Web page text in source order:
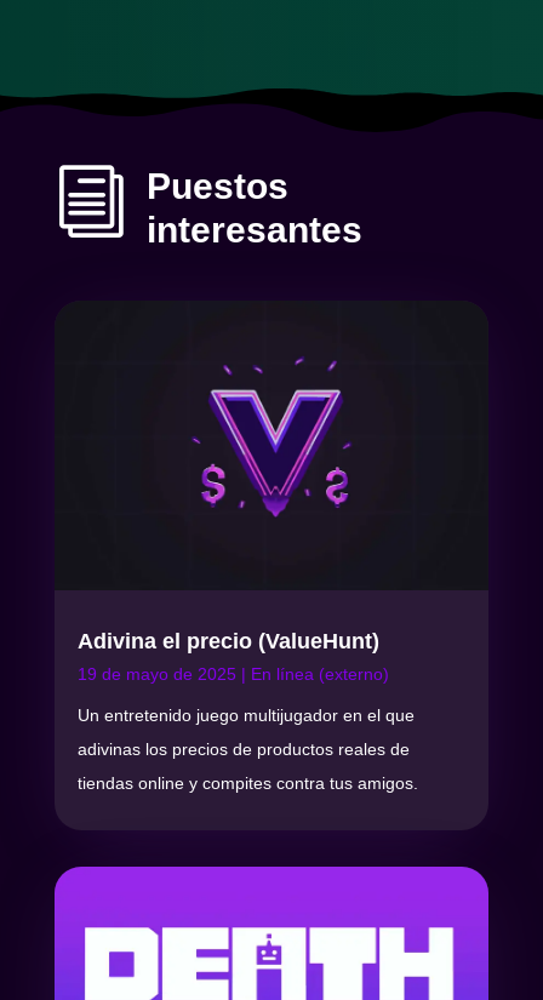
i
Puestos
interesantes
Adivina el precio (ValueHunt)
19 de mayo de 2025 | En línea (externo)
Un entretenido juego multijugador en el que
adivinas los precios de productos reales de
tiendas online y compites contra tus amigos.